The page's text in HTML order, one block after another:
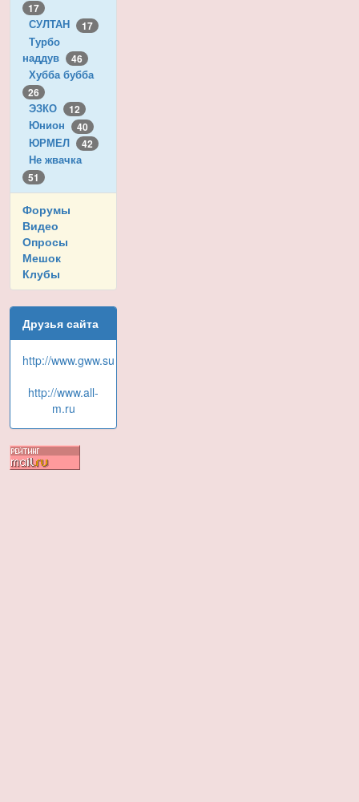
17
СУЛТАН 17
Турбо
наддув
46
Хубба бубба
26
ЭЗКО 12
Юнион 40
ЮРМЕЛ 42
Не жвачка
51
Форумы
Видео
Опросы
Мешок
Клубы
Друзья сайта
http://www.gww.su
http://www.all-
m.ru